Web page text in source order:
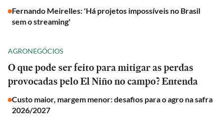
Fernando Meirelles: 'Há projetos impossíveis no Brasil
sem o streaming'
AGRONEGÓCIOS
O que pode ser feito para mitigar as perdas
provocadas pelo El Niño no campo? Entenda
Custo maior, margem menor: desafios para o agro na safra
2026/2027